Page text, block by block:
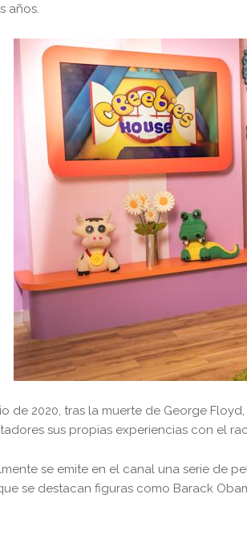
años.
de 2020, tras la muerte de George
sus propias experiencias con el
se emite en el canal una serie de
se destacan figuras como Barack